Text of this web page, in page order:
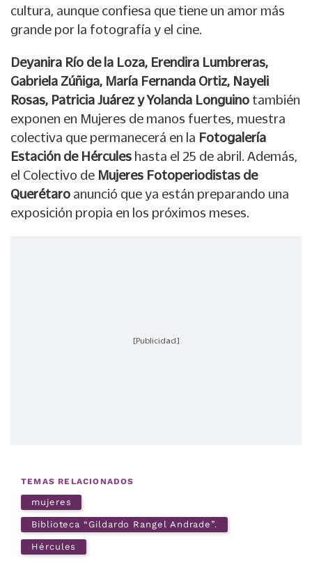
cultura, aunque confiesa que tiene un amor más
grande por la fotografía y el cine.
Deyanira Río de la Loza, Erendira Lumbreras,
Gabriela Zúñiga, María Fernanda Ortiz, Nayeli
Rosas, Patricia Juárez y Yolanda Longuino también
exponen en Mujeres de manos fuertes, muestra
colectiva que permanecerá en la Fotogalería
Estación de Hércules hasta el 25 de abril. Además,
el Colectivo de Mujeres Fotoperiodistas de
Querétaro anunció que ya están preparando una
exposición propia en los próximos meses.
[Publicidad]
TEMAS RELACIONADOS
mujeres
Biblioteca “Gildardo Rangel Andrade”.
Hércules